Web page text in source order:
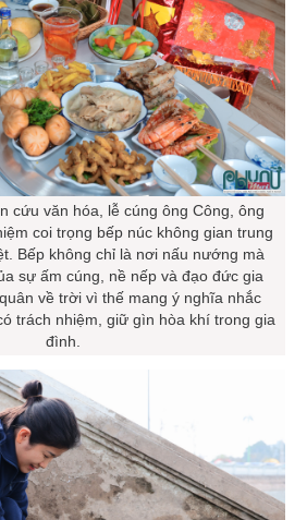
cứu văn hóa, lễ cúng ông Công, ông
coi trọng bếp núc không gian trung
Bếp không chỉ là nơi nấu nướng mà
sự ấm cúng, nề nếp và đạo đức gia
về trời vì thế mang ý nghĩa nhắc
trách nhiệm, giữ gìn hòa khí trong gia
đình.